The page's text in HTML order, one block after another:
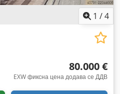
1 /4
80.000 €
EXW фиксна цена додава се ДДВ